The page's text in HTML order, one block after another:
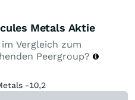
Metals Aktie
im Vergleich zum
Peergroup?
-10,2